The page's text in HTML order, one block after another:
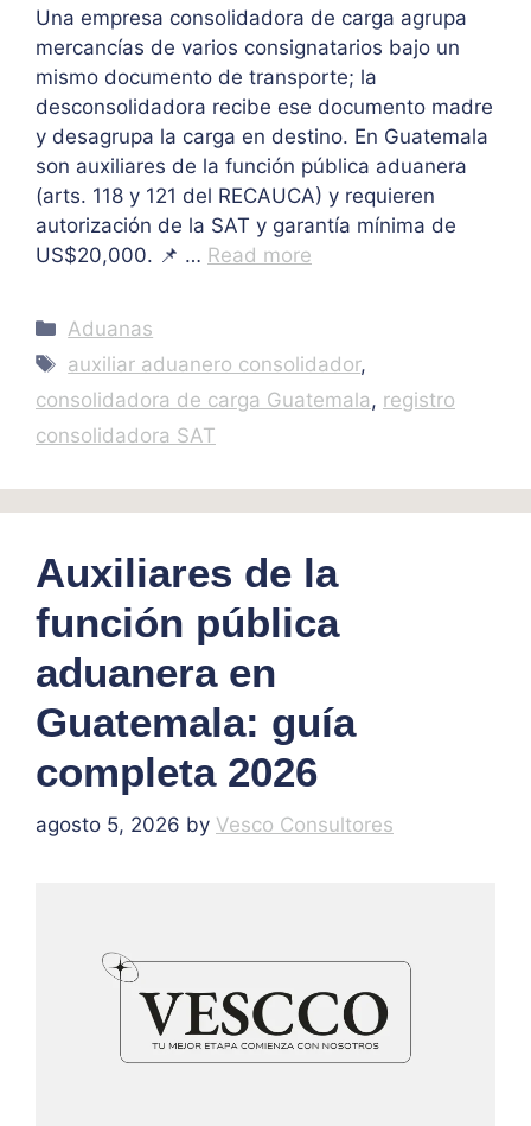
Una empresa consolidadora de carga agrupa
mercancías de varios consignatarios bajo un
mismo documento de transporte; la
desconsolidadora recibe ese documento madre
y desagrupa la carga en destino. En Guatemala
son auxiliares de la función pública aduanera
(arts. 118 y 121 del RECAUCA) y requieren
autorización de la SAT y garantía mínima de
US$20,000. 📌 … Read more
Categories
Aduanas
Tags
auxiliar aduanero consolidador,
consolidadora de carga Guatemala, registro
consolidadora SAT
Auxiliares de la
función pública
aduanera en
Guatemala: guía
completa 2026
agosto 5, 2026 by Vesco Consultores